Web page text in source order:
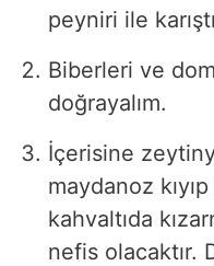
peyniri ile
Biberleri ve
doğrayalım.
İçerisine
maydanoz kıyıp
kahvaltıda
nefis olacaktır.